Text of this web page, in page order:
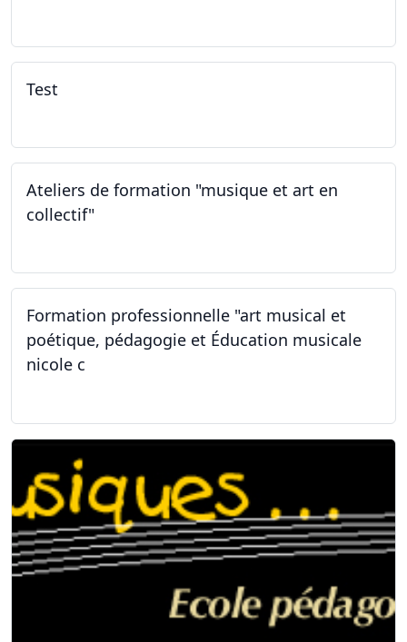
Test
Ateliers de formation "musique et art en
collectif"
Formation professionnelle "art musical et
poétique, pédagogie et Éducation musicale
nicole c